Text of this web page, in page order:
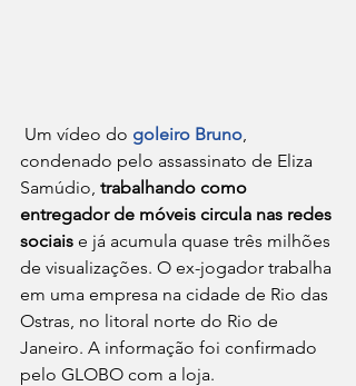
Um vídeo do goleiro Bruno
condenado pelo assassinato de Eliza
Samúdio, trabalhando como
entregador de móveis circula nas redes
sociais e já acumula quase três milhões
de visualizações. O ex-jogador trabalha
em uma empresa na cidade de Rio das
Ostras, no litoral norte do Rio de
Janeiro. A informação foi confirmado
pelo GLOBO com a loja.